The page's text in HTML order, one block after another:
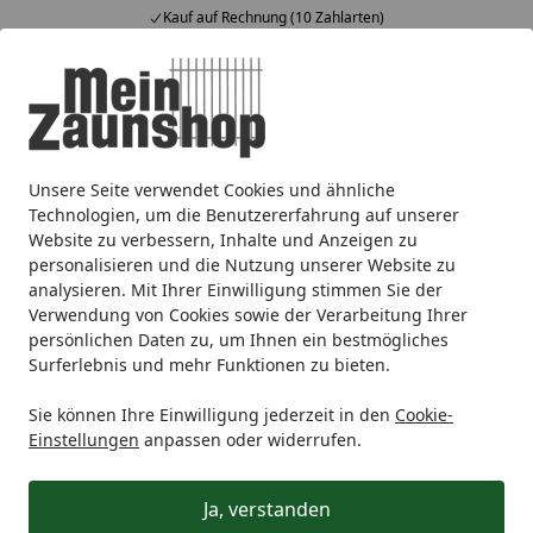
Unsere Seite verwendet Cookies und ähnliche
Technologien, um die Benutzererfahrung auf unserer
Website zu verbessern, Inhalte und Anzeigen zu
personalisieren und die Nutzung unserer Website zu
analysieren. Mit Ihrer Einwilligung stimmen Sie der
Verwendung von Cookies sowie der Verarbeitung Ihrer
persönlichen Daten zu, um Ihnen ein bestmögliches
Surferlebnis und mehr Funktionen zu bieten.
Sie können Ihre Einwilligung jederzeit in den Cookie-
Einstellungen anpassen oder widerrufen.
Ja, verstanden
Kauf auf Rechnung (10 Zahlarten)
Alle Produkte
Mein Konto
Suchen
Startseite
Sichtschutz Holz T&J T&J CLASSIC T&J CLASSIC
T&J CLASSIC SENKRECHT RANK 1500
x 1800 mm